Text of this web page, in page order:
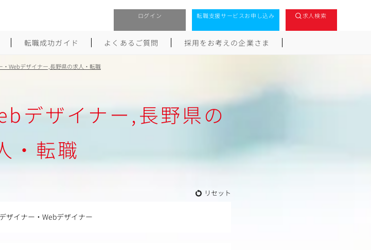
ログイン 転職支援サービスお申し込み 求人検索
転職成功ガイド
方
大手広告会社への転職
しゅふクリ･ママクリ転職
よくあるご質問 採用をお考えの企業さま
・Webデザイナー,長野県の求人・転職
デザイナー,長野県の
・転職
リセット
ザイナー・Webデザイナー